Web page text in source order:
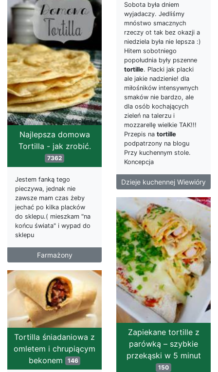
Sobota była dniem
wyjadaczy. Jedliśmy
mnóstwo smacznych
rzeczy ot tak bez okazji a
niedziela była nie lepsza :)
Hitem sobotniego
popołudnia były pszenne
tortille. Placki jak placki
ale jakie nadzienie! dla
miłośników intensywnych
smaków nie bardzo, ale
dla osób kochających
zieleń na talerzu i
mozzarellę wielkie TAK!!!
Przepis na tortille
podpatrzony na blogu
Przy kuchennym stole.
Koncepcja
Dzieje kuchennej Wiewióry
Najlepsza domowa
Tortilla - jak zrobić.
7362
Jestem fanką tego
pieczywa, jednak nie
zawsze mam czas żeby
jechać po kilka placków
do sklepu.( mieszkam "na
końcu świata" i wypad do
sklepu
Farmażony
Zapiekane tortille z
parówką – szybkie
przekąski w 5 minut
150
Tortilla śniadaniowa z
omletem i chrupiącym
bekonem
146